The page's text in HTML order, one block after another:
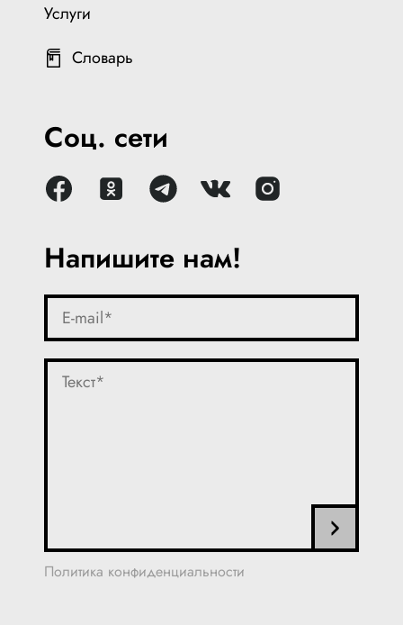
Напишите нам!
Политика конфиденциальности
Услуги
Словарь
Соц. сети